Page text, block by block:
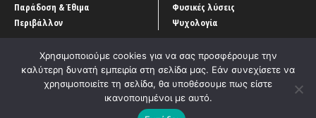
Παράδοση & Έθιμα
Περιβάλλον
Φυσικές λύσεις
Ψυχολογία
‘Οροι χρήσης Αρχείο Άρθρων
Χρησιμοποιούμε cookies για να σας προσφέρουμε την
καλύτερη δυνατή εμπειρία στη σελίδα μας. Εάν συνεχίσετε να
χρησιμοποιείτε τη σελίδα, θα υποθέσουμε πως είστε
ικανοποιημένοι με αυτό.